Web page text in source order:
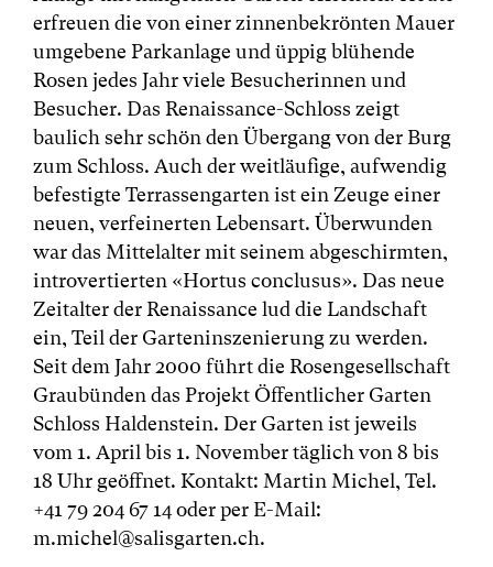
erfreuen die von einer zinnenbekrönten Mauer
umgebene Parkanlage und üppig blühende
Rosen jedes Jahr viele Besucherinnen und
Besucher. Das Renaissance-Schloss zeigt
baulich sehr schön den Übergang von der Burg
zum Schloss. Auch der weitläufige, aufwendig
befestigte Terrassengarten ist ein Zeuge einer
neuen, verfeinerten Lebensart. Überwunden
war das Mittelalter mit seinem abgeschirmten,
introvertierten «Hortus conclusus». Das neue
Zeitalter der Renaissance lud die Landschaft
ein, Teil der Garteninszenierung zu werden.
Seit dem Jahr 2000 führt die Rosengesellschaft
Graubünden das Projekt Öffentlicher Garten
Schloss Haldenstein. Der Garten ist jeweils
vom 1. April bis 1. November täglich von 8 bis
18 Uhr geöffnet. Kontakt: Martin Michel, Tel.
+41 79 204 67 14 oder per E-Mail:
m.michel@salisgarten.ch.